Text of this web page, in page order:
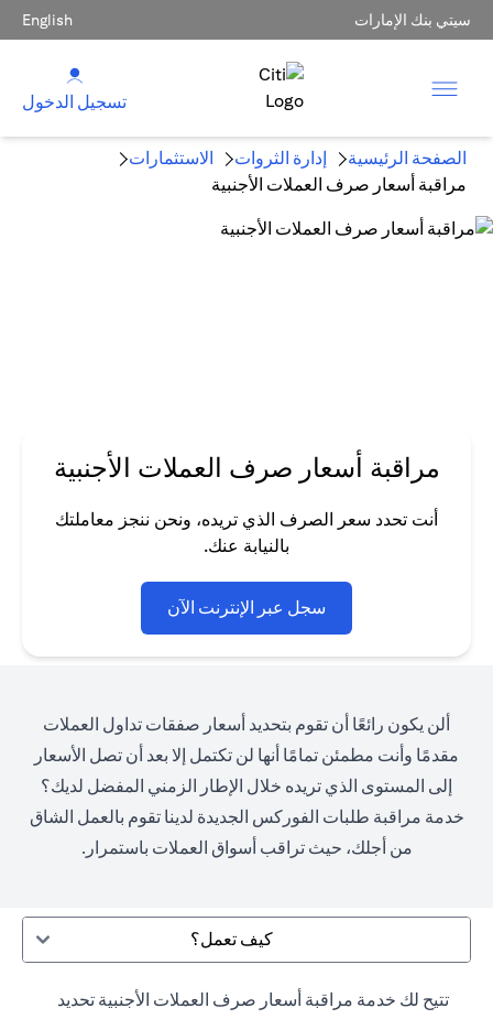
سيتي بنك الإمارات English
تسجيل الدخول
الصفحة الرئيسية إدارة الثروات
الاستثمارات
مراقبة أسعار صرف العملات الأجنبية
مراقبة أسعار صرف العملات الأجنبية
أنت تحدد سعر الصرف الذي تريده، ونحن ننجز معاملتك
بالنيابة عنك.
سجل عبر الإنترنت الآن
ألن يكون رائعًا أن تقوم بتحديد أسعار صفقات تداول العملات
مقدمًا وأنت مطمئن تمامًا أنها لن تكتمل إلا بعد أن تصل الأسعار
إلى المستوى الذي تريده خلال الإطار الزمني المفضل لديك؟
خدمة مراقبة طلبات الفوركس الجديدة لدينا تقوم بالعمل الشاق
من أجلك، حيث تراقب أسواق العملات باستمرار.
كيف تعمل؟
تتيح لك خدمة مراقبة أسعار صرف العملات الأجنبية تحديد